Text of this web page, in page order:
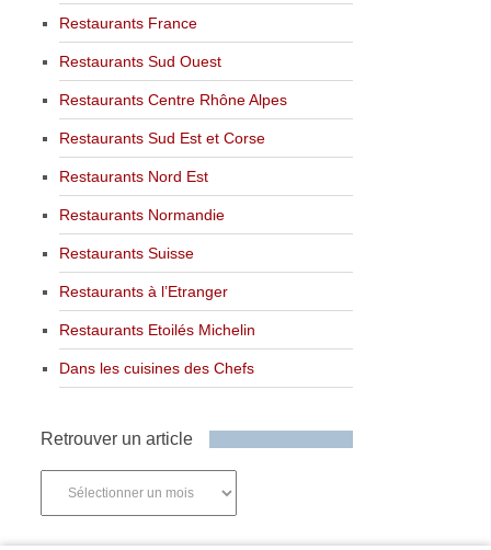
Restaurants France
Restaurants Sud Ouest
Restaurants Centre Rhône Alpes
Restaurants Sud Est et Corse
Restaurants Nord Est
Restaurants Normandie
Restaurants Suisse
Restaurants à l’Etranger
Restaurants Etoilés Michelin
Dans les cuisines des Chefs
Retrouver un article